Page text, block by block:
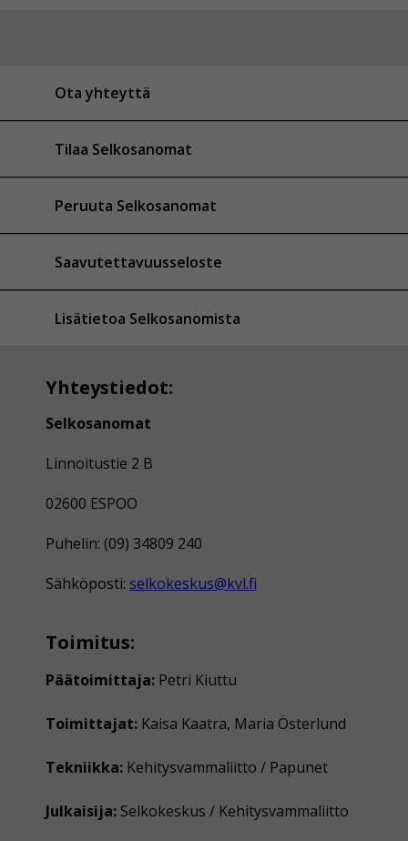
Ota yhteyttä
Tilaa Selkosanomat
Peruuta Selkosanomat
Saavutettavuusseloste
Lisätietoa Selkosanomista
Yhteystiedot:
Selkosanomat
Linnoitustie 2 B
02600 ESPOO
Puhelin: (09) 34809 240
Sähköposti: selkokeskus@kvl.fi
Toimitus:
Päätoimittaja: Petri Kiuttu
Toimittajat: Kaisa Kaatra, Maria Österlund
Tekniikka: Kehitysvammaliitto / Papunet
Julkaisija: Selkokeskus / Kehitysvammaliitto